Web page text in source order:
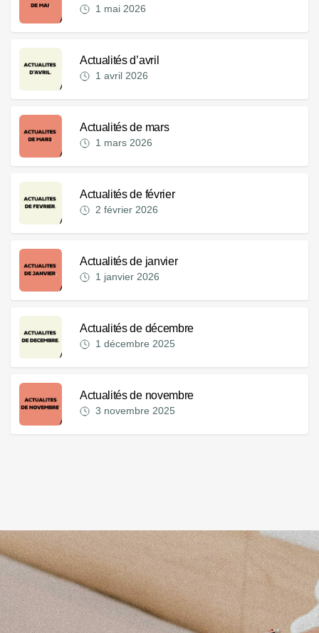
1 mai 2026
Actualités d’avril
1 avril 2026
Actualités de mars
1 mars 2026
Actualités de février
2 février 2026
Actualités de janvier
1 janvier 2026
Actualités de décembre
1 décembre 2025
Actualités de novembre
3 novembre 2025